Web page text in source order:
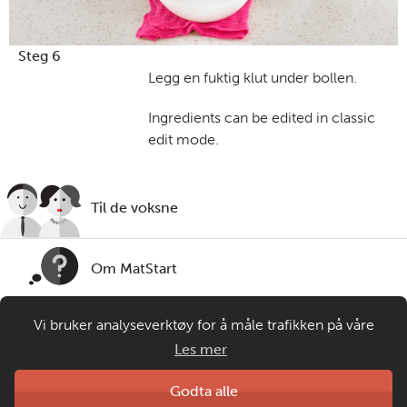
Steg 6
Legg en fuktig klut under bollen.
Ingredients can be edited in classic
edit mode.
Til de voksne
Om MatStart
Kontakt oss
Laget av
Matprat
Vi bruker analyseverktøy for å måle trafikken på våre
nettsider. Informasjonskapsler plasseres i din nettleser og
gir oss grunnlag for videreutvikling og drift av våre
tjenester. Om du velger å bruke matprat.no blir
Les mer
Godta alle